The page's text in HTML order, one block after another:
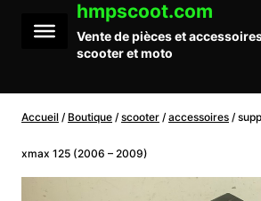
contenu
hmpscoot.com
Vente de pièces et
scooter et moto
Accueil / Boutique / scooter / accessoires /
xmax 125 (2006 – 2009)